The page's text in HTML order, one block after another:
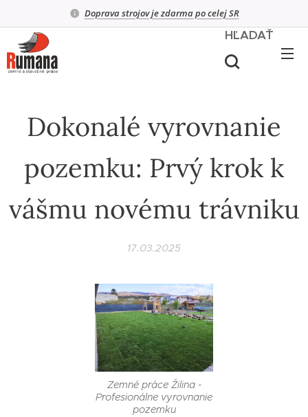
Doprava strojov je zdarma po celej SR
HĽADAŤ
Dokonalé vyrovnanie
pozemku: Prvý krok k
vášmu novému trávniku
17.03.2025
Zemné práce Žilina -
Profesionálne vyrovnanie
pozemku